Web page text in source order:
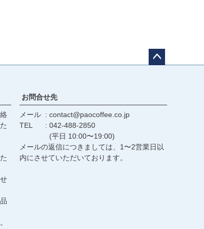
へ
お問合せ先
メール
contact@paocoffee.co.jp
TEL
042-488-2850
(平日 10:00〜19:00)
メールの返信につきましては、1〜2営業日以
内にさせていただいております。